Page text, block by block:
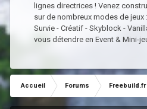
lignes directrices ! Venez
sur de nombreux modes de jeux :
Survie - Créatif - Skyblock -
vous détendre en Event & Mini-
Accueil Forums